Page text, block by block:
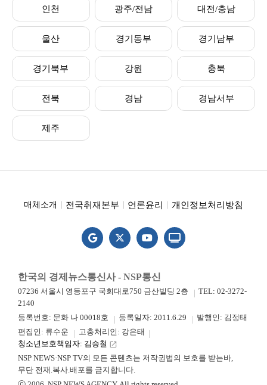
인천 광주/전남 대전/충남
울산 경기동부 경기남부
경기북부 강원 충북
전북 경남 경남서부
제주
매체소개 전국취재본부 언론윤리 개인정보처리방침
한국의 경제뉴스통신사 - NSP통신
07236 서울시 영등포구 국회대로750 금산빌딩 2층
TEL: 02-3272-
2140
등록번호: 문화 나 00018호
등록일자: 2011.6.29
발행인: 김정태
편집인: 류수운
고충처리인: 강은태
청소년보호책임자: 김승철 launch
NSP NEWS·NSP TV의 모든 콘텐츠는 저작권법의 보호를 받는바,
무단 전재.복사.배포를 금지합니다.